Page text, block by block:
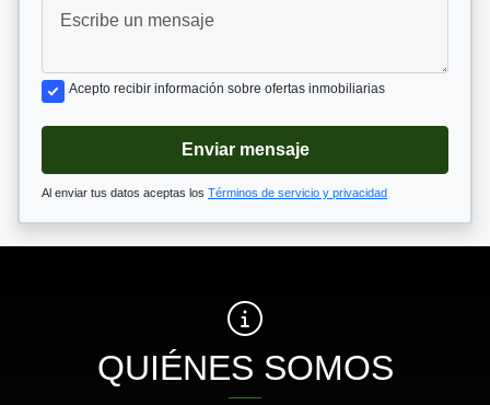
Acepto recibir información sobre ofertas inmobiliarias
Enviar mensaje
Al enviar tus datos aceptas los Términos de servicio y privacidad
QUIÉNES SOMOS